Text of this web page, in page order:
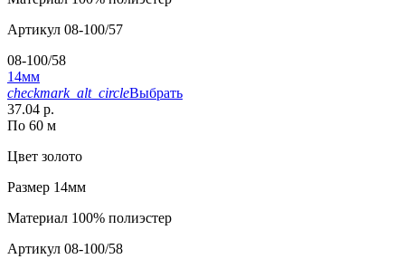
Артикул 08-100/57
08-100/58
14мм
checkmark_alt_circleВыбрать
37.04 р.
По 60 м
Цвет золото
Размер 14мм
Материал 100% полиэстер
Артикул 08-100/58